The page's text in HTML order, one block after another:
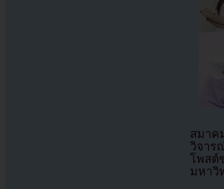
สมาค
วิจาร
โพสต์
มหาวิ